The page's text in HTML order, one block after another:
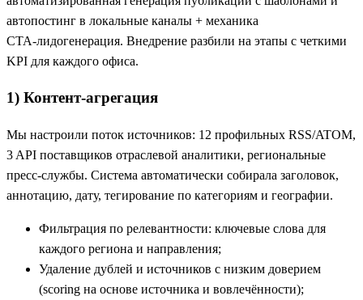
автопостинг в локальные каналы + механика
CTA‑лидогенерация. Внедрение разбили на этапы с четкими
KPI для каждого офиса.
1) Контент‑агрегация
Мы настроили поток источников: 12 профильных RSS/ATOM,
3 API поставщиков отраслевой аналитики, региональные
пресс‑службы. Система автоматически собирала заголовок,
аннотацию, дату, тегирование по категориям и географии.
Фильтрация по релевантности: ключевые слова для
каждого региона и направления;
Удаление дублей и источников с низким доверием
(scoring на основе источника и вовлечённости);